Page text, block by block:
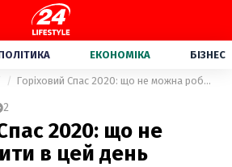
ЕКОНОМІКА БІЗНЕС
Горіховий Спас 2020: що не можна робити в цей день
2
2020: що не
в цей день